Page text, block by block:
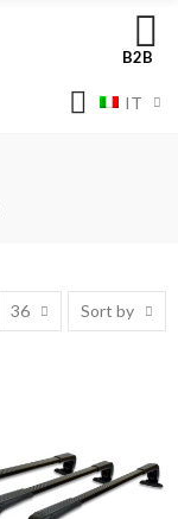
B2B
IT
36 Sort by